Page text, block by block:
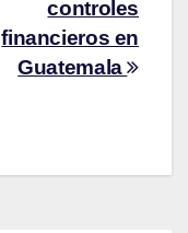
controles
financieros en
Guatemala